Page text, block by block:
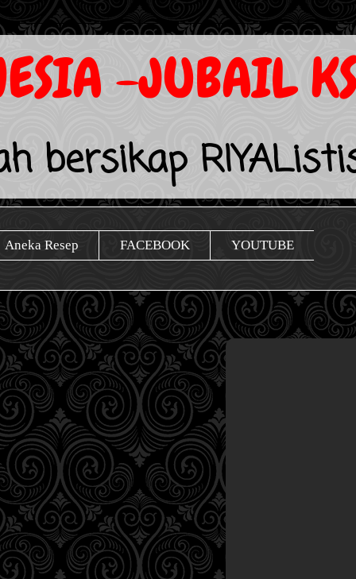
-JUBAIL
bersikap
Aneka Resep FACEBOOK YOUTUBE